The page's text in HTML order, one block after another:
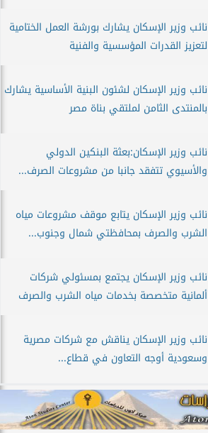
نائب وزير الإسكان يشارك بورشة العمل الختامية
لتعزيز القدرات المؤسسية والفنية
نائب وزير الإسكان لشئون البنية الأساسية يشارك
بالمنتدى الثامن لملتقي بناة مصر
نائب وزير الإسكان:بعثة البنكين الدولي
والأسيوي تتفقد جانبا من مشروعات الصرف...
نائب وزير الإسكان يتابع موقف مشروعات مياه
الشرب والصرف بمحافظتي شمال وجنوب...
نائب وزير الإسكان يجتمع بمسئولي شركات
ألمانية متخصصة بخدمات مياه الشرب والصرف
نائب وزير الإسكان يناقش مع شركات مصرية
وسعودية أوجه التعاون في قطاع...